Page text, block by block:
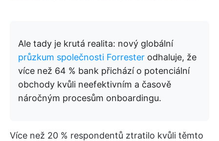
Ale tady je krutá realita: nový globální
průzkum společnosti Forrester odhaluje, že
více než 64 % bank přichází o potenciální
obchody kvůli neefektivním a časově
náročným procesům onboardingu.
Více než 20 % respondentů ztratilo kvůli těmto